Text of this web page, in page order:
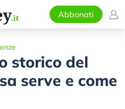
Abbonati
storico del
serve e come